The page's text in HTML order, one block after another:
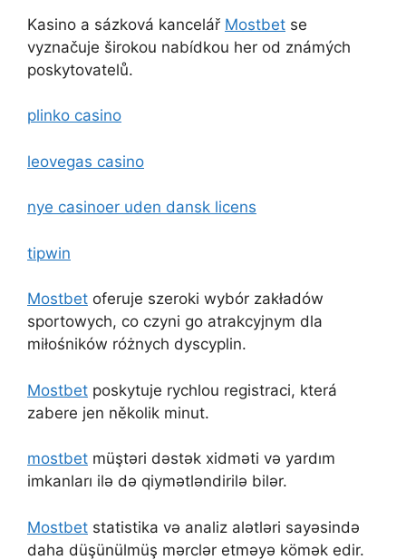
Kasino a sázková kancelář Mostbet se
vyznačuje širokou nabídkou her od známých
poskytovatelů.
plinko casino
leovegas casino
nye casinoer uden dansk licens
tipwin
Mostbet oferuje szeroki wybór zakładów
sportowych, co czyni go atrakcyjnym dla
miłośników różnych dyscyplin.
Mostbet poskytuje rychlou registraci, která
zabere jen několik minut.
mostbet müştəri dəstək xidməti və yardım
imkanları ilə də qiymətləndirilə bilər.
Mostbet statistika və analiz alətləri sayəsində
daha düşünülmüş mərclər etməyə kömək edir.